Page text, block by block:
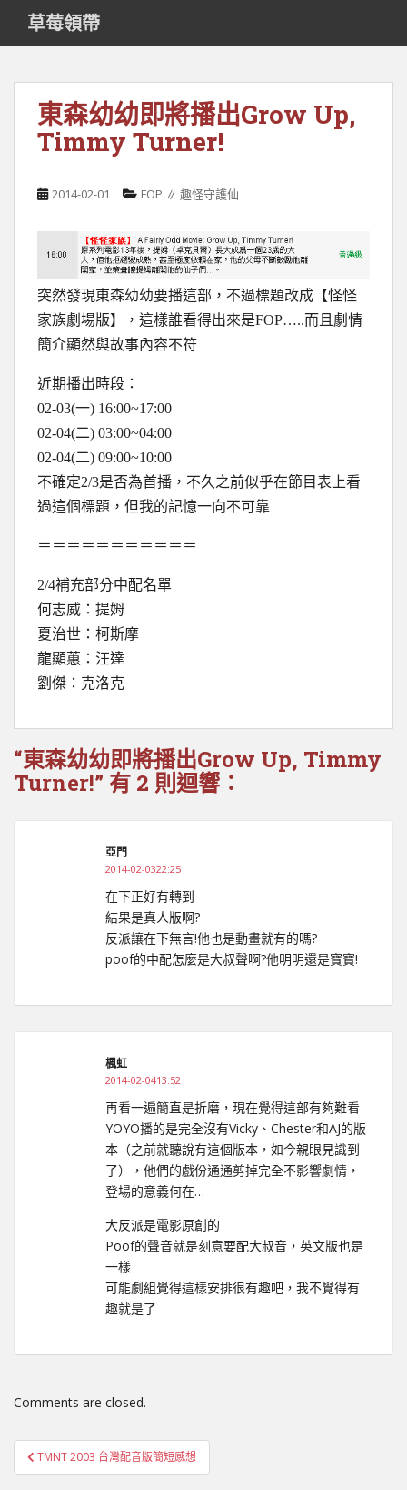
i
草莓領帶
東森幼幼即將播出Grow Up,
Timmy Turner!
2014-02-01 FOP ∥ 趣怪守護仙
突然發現東森幼幼要播這部，不過標題改成【怪怪
家族劇場版】，這樣誰看得出來是FOP…..而且劇情
簡介顯然與故事內容不符
近期播出時段：
02-03(一) 16:00~17:00
02-04(二) 03:00~04:00
02-04(二) 09:00~10:00
不確定2/3是否為首播，不久之前似乎在節目表上看
過這個標題，但我的記憶一向不可靠
＝＝＝＝＝＝＝＝＝＝＝
2/4補充部分中配名單
何志威：提姆
夏治世：柯斯摩
龍顯蕙：汪達
劉傑：克洛克
“東森幼幼即將播出Grow Up, Timmy
Turner!” 有 2 則迴響：
亞門
2014-02-0322:25
在下正好有轉到
結果是真人版啊?
反派讓在下無言!他也是動畫就有的嗎?
poof的中配怎麼是大叔聲啊?他明明還是寶寶!
楓虹
2014-02-0413:52
再看一遍簡直是折磨，現在覺得這部有夠難看
YOYO播的是完全沒有Vicky、Chester和AJ的版
本（之前就聽說有這個版本，如今親眼見識到
了），他們的戲份通通剪掉完全不影響劇情，
登場的意義何在…
大反派是電影原創的
Poof的聲音就是刻意要配大叔音，英文版也是
一樣
可能劇組覺得這樣安排很有趣吧，我不覺得有
趣就是了
Comments are closed.
文
章
TMNT 2003 台灣配音版簡短感想